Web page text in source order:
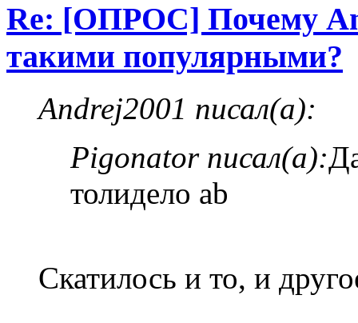
Re: [ОПРОС] Почему
такими популярными?
Andrej2001 писал(а):
Pigonator писал(а):
толидело ab
Скатилось и то, и